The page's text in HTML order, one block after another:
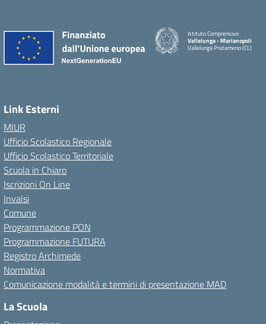
Istituto Comprensivo
Vallelunga - Marianopoli
Vallelunga Pratameno (CL)
Link Esterni
MIUR
Ufficio Scolastico Regionale
Ufficio Scolastico Territoriale
Scuola in Chiaro
Iscrizioni On Line
Invalsi
Comune
Programmazione PON
Programmazione FUTURA
Registro Archimede
Normativa
Comunicazione modalità e termini di presentazione MAD
La Scuola